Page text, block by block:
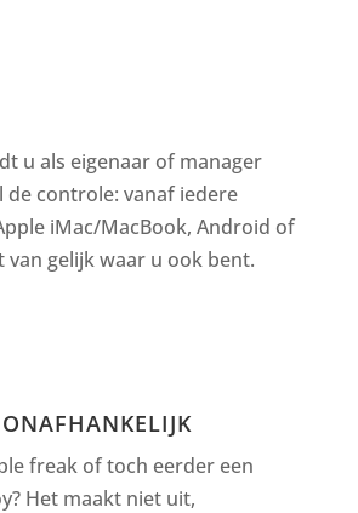
u als eigenaar of manager
de controle: vanaf iedere
iMac/MacBook, Android of
van gelijk waar u ook bent.
freak of toch eerder een
Het maakt niet uit,